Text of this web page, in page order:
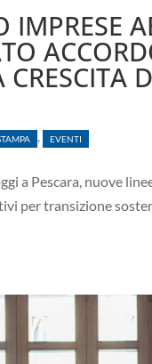
IMPRESE
CRESCITA
, EVENTI
a Pescara, nuove
per transizione